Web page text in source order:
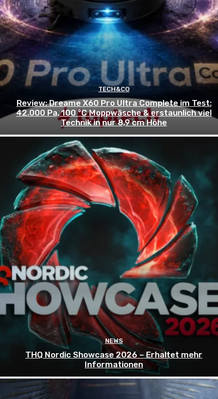
TECH&CO
Review: Dreame X60 Pro Ultra Complete im Test:
42.000 Pa, 100 °C Moppwäsche & erstaunlich viel
Technik in nur 8,9 cm Höhe
NEWS
THQ Nordic Showcase 2026 – Erhaltet mehr
Informationen